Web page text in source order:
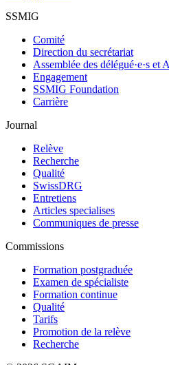
SSMIG
Comité
Direction du secrétariat
Assemblée des délégué·e·s et
Engagement
SSMIG Foundation
Carrière
Journal
Relève
Recherche
Qualité
SwissDRG
Entretiens
Articles specialises
Communiques de presse
Commissions
Formation postgraduée
Examen de spécialiste
Formation continue
Qualité
Tarifs
Promotion de la relève
Recherche